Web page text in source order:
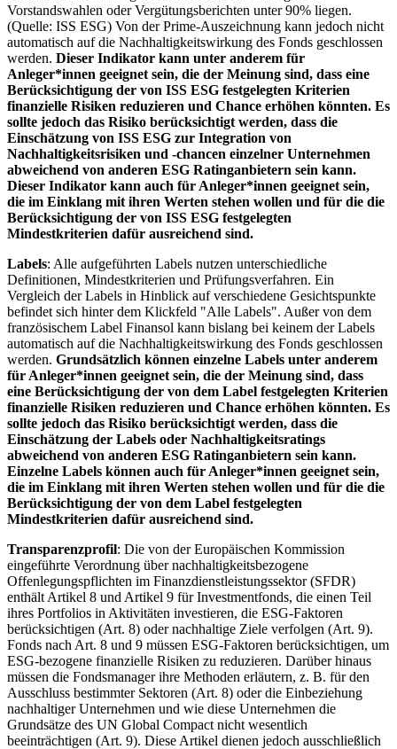
Vorstandswahlen oder Vergütungsberichten unter 90% liegen.
(Quelle: ISS ESG) Von der Prime-Auszeichnung kann jedoch nicht
automatisch auf die Nachhaltigkeitswirkung des Fonds geschlossen
werden. Dieser Indikator kann unter anderem für
Anleger*innen geeignet sein, die der Meinung sind, dass eine
Berücksichtigung der von ISS ESG festgelegten Kriterien
finanzielle Risiken reduzieren und Chance erhöhen könnten. Es
sollte jedoch das Risiko berücksichtigt werden, dass die
Einschätzung von ISS ESG zur Integration von
Nachhaltigkeitsrisiken und -chancen einzelner Unternehmen
abweichend von anderen ESG Ratinganbietern sein kann.
Dieser Indikator kann auch für Anleger*innen geeignet sein,
die im Einklang mit ihren Werten stehen wollen und für die die
Berücksichtigung der von ISS ESG festgelegten
Mindestkriterien dafür ausreichend sind.
Labels: Alle aufgeführten Labels nutzen unterschiedliche
Definitionen, Mindestkriterien und Prüfungsverfahren. Ein
Vergleich der Labels in Hinblick auf verschiedene Gesichtspunkte
befindet sich hinter dem Klickfeld "Alle Labels". Außer von dem
französischem Label Finansol kann bislang bei keinem der Labels
automatisch auf die Nachhaltigkeitswirkung des Fonds geschlossen
werden. Grundsätzlich können einzelne Labels unter anderem
für Anleger*innen geeignet sein, die der Meinung sind, dass
eine Berücksichtigung der von dem Label festgelegten Kriterien
finanzielle Risiken reduzieren und Chance erhöhen könnten. Es
sollte jedoch das Risiko berücksichtigt werden, dass die
Einschätzung der Labels oder Nachhaltigkeitsratings
abweichend von anderen ESG Ratinganbietern sein kann.
Einzelne Labels können auch für Anleger*innen geeignet sein,
die im Einklang mit ihren Werten stehen wollen und für die die
Berücksichtigung der von dem Label festgelegten
Mindestkriterien dafür ausreichend sind.
Transparenzprofil: Die von der Europäischen Kommission
eingeführte Verordnung über nachhaltigkeitsbezogene
Offenlegungspflichten im Finanzdienstleistungssektor (SFDR)
enthält Artikel 8 und Artikel 9 für Investmentfonds, die einen Teil
ihres Portfolios in Aktivitäten investieren, die ESG-Faktoren
berücksichtigen (Art. 8) oder nachhaltige Ziele verfolgen (Art. 9).
Fonds nach Art. 8 und 9 müssen ESG-Faktoren berücksichtigen, um
ESG-bezogene finanzielle Risiken zu reduzieren. Darüber hinaus
müssen die Fondsmanager ihre Methoden erläutern, z. B. für den
Ausschluss bestimmter Sektoren (Art. 8) oder die Einbeziehung
nachhaltiger Unternehmen und wie diese Unternehmen die
Grundsätze des UN Global Compact nicht wesentlich
beeinträchtigen (Art. 9). Diese Artikel dienen jedoch ausschließlich